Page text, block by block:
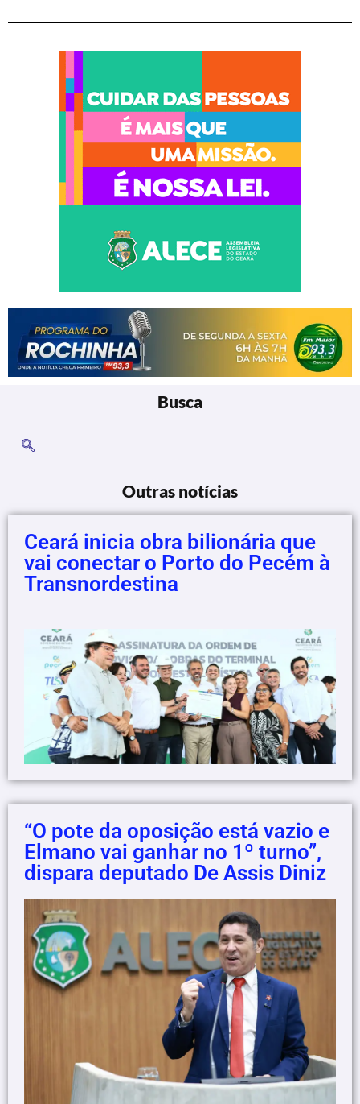
Busca
Outras notícias
Ceará inicia obra bilionária que
vai conectar o Porto do Pecém à
Transnordestina
“O pote da oposição está vazio e
Elmano vai ganhar no 1º turno”,
dispara deputado De Assis Diniz